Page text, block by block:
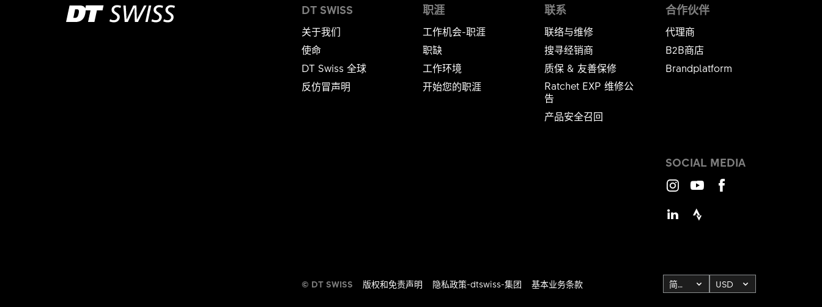
DT SWISS
关于我们
使命
DT Swiss 全球
反仿冒声明
职涯
工作机会-职涯
职缺
工作环境
开始您的职涯
联系
联络与维修
搜寻经销商
质保 & 友善保修
Ratchet EXP 维修公
告​​​​​​​
产品安全召回
合作伙伴
代理商
B2B商店
Brandplatform
SOCIAL MEDIA
© DT SWISS 版权和免责声明 隐私政策-dtswiss-集团 基本业务条款 简体中文 USD